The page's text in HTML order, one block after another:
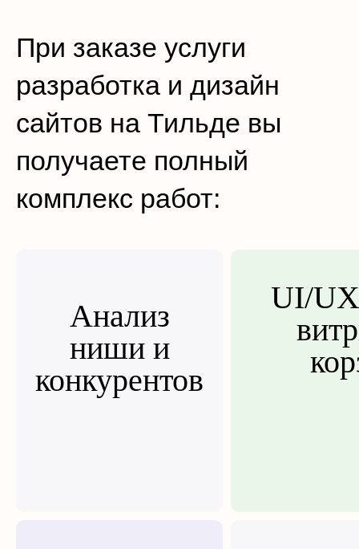
При заказе услуги
разработка и дизайн
сайтов на Тильде вы
получаете полный
комплекс работ:
Анализ
ниши и
конкурентов
UI/